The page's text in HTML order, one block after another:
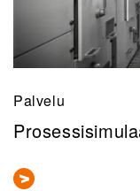
Palvelu